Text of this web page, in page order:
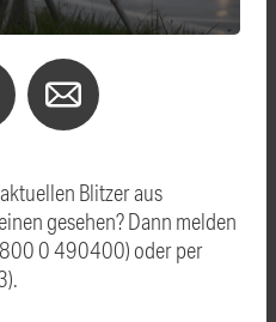
Blitzer aus
gesehen? Dann melden
0 490400) oder per